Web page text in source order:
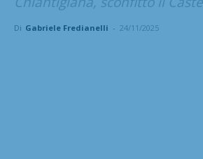
Di Gabriele Fredianelli - 24/11/2025